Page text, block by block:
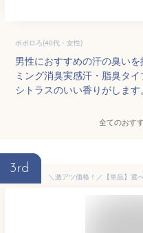
ポポロろ(40代・女性)
男性におすすめの汗の臭い
ミング消臭実感汗・脂臭タ
シトラスのいい香りがします。
全てのおす
3rd